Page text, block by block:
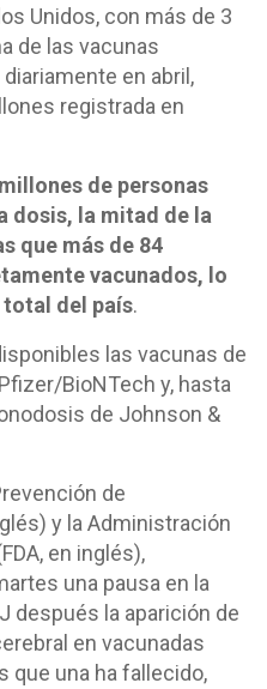
Unidos, con más de 3
de las vacunas
en abril,
registrada en
de personas
dosis, la mitad de la
que más de 84
vacunados, lo
total del país.
las vacunas de
BioNTech y, hasta
de Johnson &
de
y la Administración
en inglés),
una pausa en la
después la aparición de
en vacunadas
que una ha fallecido,